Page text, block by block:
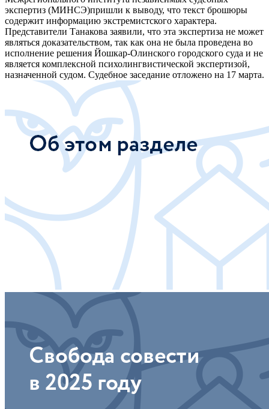
экспертиз (МИНСЭ)пришли к выводу, что текст брошюры
содержит информацию экстремистского характера.
Представители Танакова заявили, что эта экспертиза не может
являться доказательством, так как она не была проведена во
исполнение решения Йошкар-Олинского городского суда и не
является комплексной психолингвистической экспертизой,
назначенной судом. Судебное заседание отложено на 17 марта.